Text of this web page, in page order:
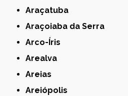
Araçatuba
Araçoiaba da Serra
Arco-Íris
Arealva
Areias
Areiópolis